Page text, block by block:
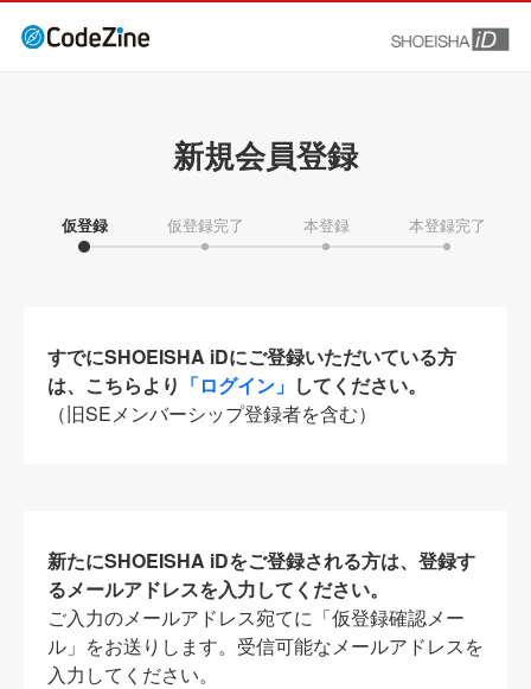
新規会員登録
仮登録 仮登録完了 本登録 本登録完了
すでにSHOEISHA iDにご登録いただいている方
は、こちらより 「ログイン」 してください。
（旧SEメンバーシップ登録者を含む）
新たにSHOEISHA iDをご登録される方は、登録す
るメールアドレスを入力してください。
ご入力のメールアドレス宛てに「仮登録確認メー
ル」をお送りします。受信可能なメールアドレスを
入力してください。